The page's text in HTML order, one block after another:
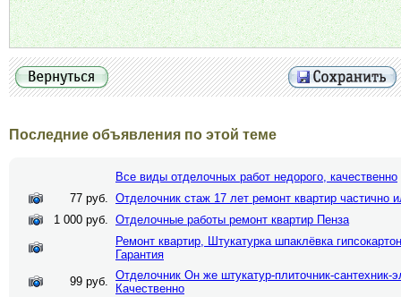
Последние объявления по этой теме
Все виды отделочных работ недорого, качественно
77 руб. Отделочник стаж 17 лет ремонт квартир частично
1 000 руб. Отделочные работы ремонт квартир Пенза
Ремонт квартир, Штукатурка шпаклёвка
Гарантия
99 руб. Отделочник Он же штукатур-плиточник-сантехник-
Качественно